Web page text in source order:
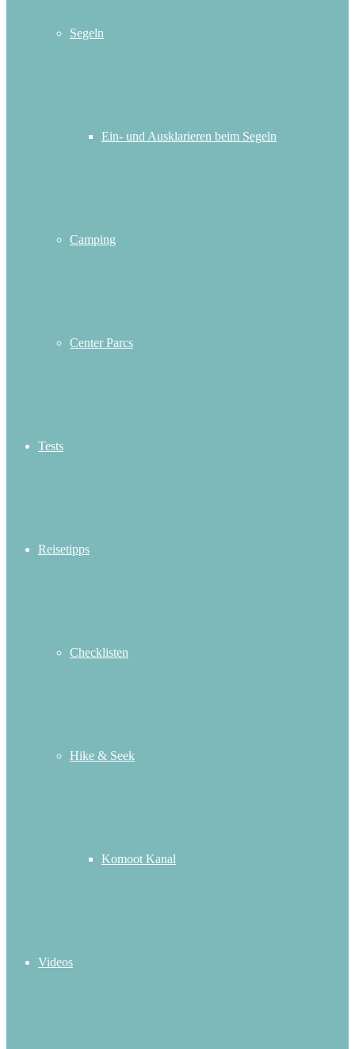
Segeln
Ein- und Ausklarieren beim Segeln
Camping
Center Parcs
Tests
Reisetipps
Checklisten
Hike & Seek
Komoot Kanal
Videos